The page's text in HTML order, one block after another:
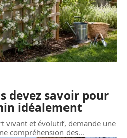
devez savoir pour
idéalement
vivant et évolutif, demande une
compréhension des…